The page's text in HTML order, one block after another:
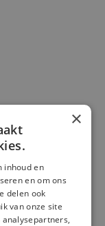
×
inhoud en
en om ons
delen ook
van onze site